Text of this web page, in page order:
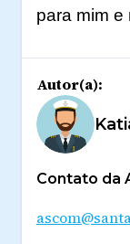
para mim e
Autor(a):
Contato da